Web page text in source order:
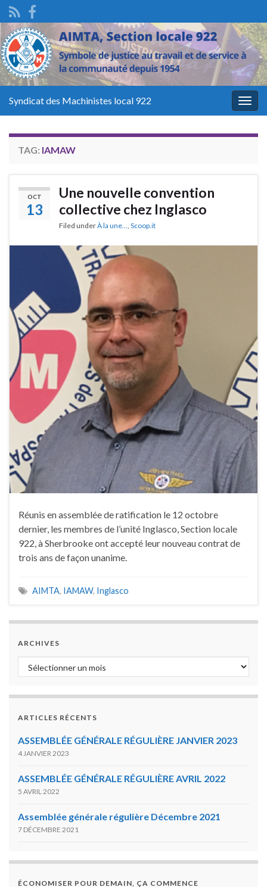
Syndicat des Machinistes local 922
TAG: IAMAW
OCT
13
Une nouvelle convention
collective chez Inglasco
Filed underÀ la une... Scoop.it
Réunis en assemblée de ratification le 12 octobre
dernier, les membres de l’unité Inglasco, Section locale
922, à Sherbrooke ont accepté leur nouveau contrat de
trois ans de façon unanime.
AIMTA, IAMAW, Inglasco
ARCHIVES
Archives
ARTICLES RÉCENTS
ASSEMBLÉE GÉNÉRALE RÉGULIÈRE JANVIER 2023
4 JANVIER 2023
ASSEMBLÉE GÉNÉRALE RÉGULIÈRE AVRIL 2022
5 AVRIL 2022
Assemblée générale régulière Décembre 2021
7 DÉCEMBRE 2021
ÉCONOMISER POUR DEMAIN, ÇA COMMENCE